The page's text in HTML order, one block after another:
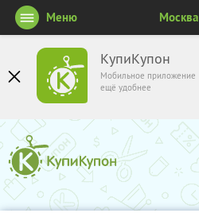
КупиКупон
Мобильное приложение
ещё удобнее
Меню Москва